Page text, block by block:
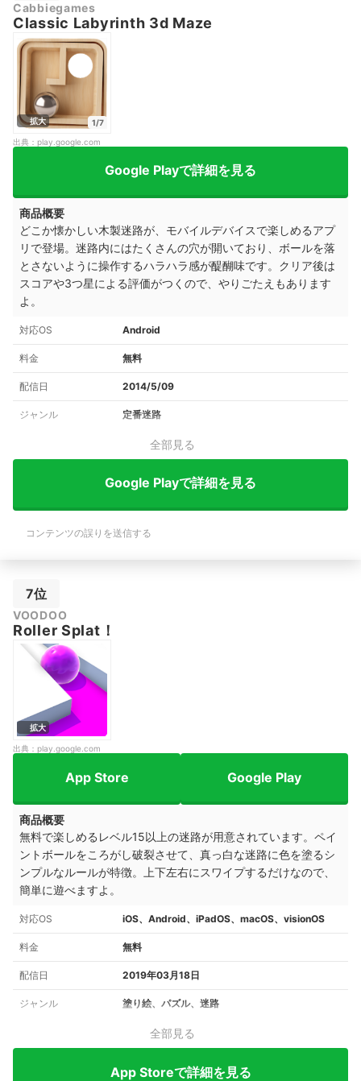
Cabbiegames
Classic Labyrinth 3d Maze
拡大
1/7
出典： play.google.com
Google Playで詳細を見る
商品概要
どこか懐かしい木製迷路が、モバイルデバイスで楽しめるアプ
リで登場。迷路内にはたくさんの穴が開いており、ボールを落
とさないように操作するハラハラ感が醍醐味です。クリア後は
スコアや3つ星による評価がつくので、やりごたえもあります
よ。
対応OS Android
料金 無料
配信日 2014/5/09
ジャンル 定番迷路
全部見る
Google Playで詳細を見る
コンテンツの誤りを送信する
7位
VOODOO
Roller Splat！
拡大
出典： play.google.com
App Store Google Play
商品概要
無料で楽しめるレベル15以上の迷路が用意されています。ペイ
ントボールをころがし破裂させて、真っ白な迷路に色を塗るシ
ンプルなルールが特徴。上下左右にスワイプするだけなので、
簡単に遊べますよ。
対応OS iOS、Android、iPadOS、macOS、visionOS
料金 無料
配信日 2019年03月18日
ジャンル 塗り絵、パズル、迷路
全部見る
App Storeで詳細を見る